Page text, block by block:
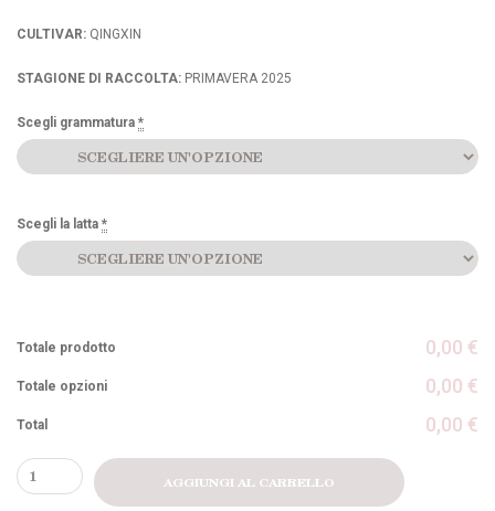
CULTIVAR: QINGXIN
STAGIONE DI RACCOLTA: PRIMAVERA 2025
Scegli grammatura *
Scegli la latta *
Totale prodotto 0,00 €
Totale opzioni 0,00 €
Total 0,00 €
ALISHAN
HONGCHA
AGGIUNGI AL CARRELLO